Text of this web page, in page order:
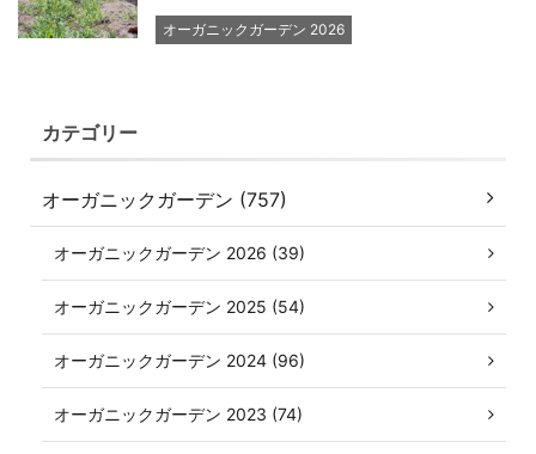
オーガニックガーデン 2026
カテゴリー
オーガニックガーデン (757)
オーガニックガーデン 2026 (39)
オーガニックガーデン 2025 (54)
オーガニックガーデン 2024 (96)
オーガニックガーデン 2023 (74)